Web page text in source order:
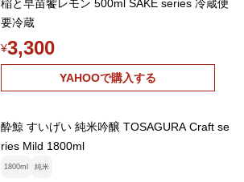
稲と早苗饗レモン 500ml SAKE series 冷蔵便
要冷蔵
¥3,300
YAHOOで購入する
酔鯨 すいげい 純米吟醸 TOSAGURA Craft se
ries Mild 1800ml
1800ml 純米